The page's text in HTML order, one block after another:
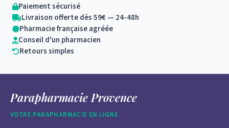
Paiement sécurisé
Livraison offerte dès 59€ — 24-48h
Pharmacie française agréée
Conseil d'un pharmacien
Retours simples
Parapharmacie Provence
VOTRE PARAPHARMACIE EN LIGNE